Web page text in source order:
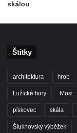
skálou
Štítky
architektura hrob
Lužické hory Most
pískovec skála
Šluknovský výběžek